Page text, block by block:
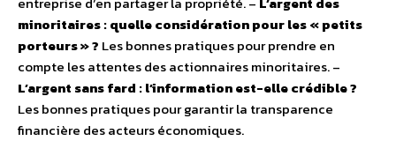
minoritaires : quelle considération pour les « petits
porteurs » ? Les bonnes pratiques pour prendre en
compte les attentes des actionnaires minoritaires. –
L’argent sans fard : l’information est-elle crédible ?
Les bonnes pratiques pour garantir la transparence
financière des acteurs économiques.